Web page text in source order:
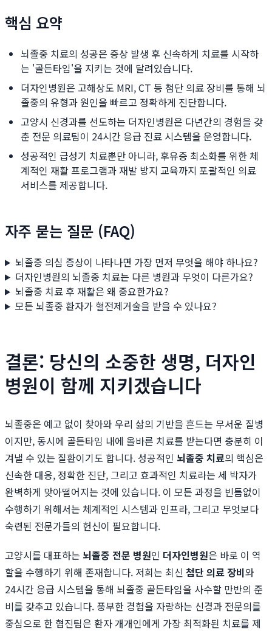
핵심 요약
뇌졸중 치료의 성공은 증상 발생 후 신속하게 치료를 시작하
는 '골든타임'을 지키는 것에 달려있습니다.
더자인병원은 고해상도 MRI, CT 등 첨단 의료 장비를 통해 뇌
졸중의 유형과 원인을 빠르고 정확하게 진단합니다.
고양시 신경과를 선도하는 더자인병원은 다년간의 경험을 갖
춘 전문 의료팀이 24시간 응급 진료 시스템을 운영합니다.
성공적인 급성기 치료뿐만 아니라, 후유증 최소화를 위한 체
계적인 재활 프로그램과 재발 방지 교육까지 포괄적인 의료
서비스를 제공합니다.
자주 묻는 질문 (FAQ)
뇌졸중 의심 증상이 나타나면 가장 먼저 무엇을 해야 하나요?
더자인병원의 뇌졸중 치료는 다른 병원과 무엇이 다른가요?
뇌졸중 치료 후 재활은 왜 중요한가요?
모든 뇌졸중 환자가 혈전제거술을 받을 수 있나요?
결론: 당신의 소중한 생명, 더자인
병원이 함께 지키겠습니다
뇌졸중은 예고 없이 찾아와 우리 삶의 기반을 흔드는 무서운 질병
이지만, 동시에 골든타임 내에 올바른 치료를 받는다면 충분히 이
겨낼 수 있는 질환이기도 합니다. 성공적인 뇌졸중 치료의 핵심은
신속한 대응, 정확한 진단, 그리고 효과적인 치료라는 세 박자가
완벽하게 맞아떨어지는 것에 있습니다. 이 모든 과정을 빈틈없이
수행하기 위해서는 체계적인 시스템과 인프라, 그리고 무엇보다
숙련된 전문가들의 헌신이 필요합니다.
고양시를 대표하는 뇌졸중 전문 병원인 더자인병원은 바로 이 역
할을 수행하기 위해 존재합니다. 저희는 최신 첨단 의료 장비와
24시간 응급 시스템을 통해 뇌졸중 골든타임을 사수할 만반의 준
비를 갖추고 있습니다. 풍부한 경험을 자랑하는 신경과 전문의를
중심으로 한 협진팀은 환자 개개인에게 가장 최적화된 치료를 제